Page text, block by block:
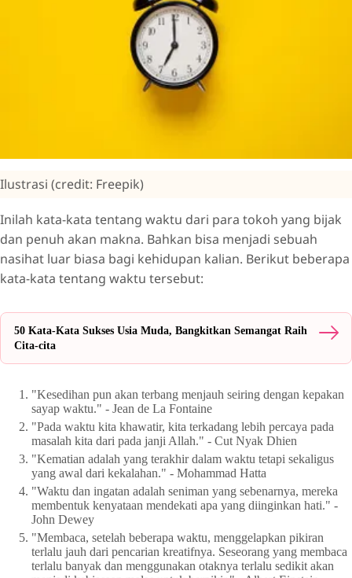
Ilustrasi (credit: Freepik)
Inilah kata-kata tentang waktu dari para tokoh yang bijak
dan penuh akan makna. Bahkan bisa menjadi sebuah
nasihat luar biasa bagi kehidupan kalian. Berikut beberapa
kata-kata tentang waktu tersebut:
50 Kata-Kata Sukses Usia Muda, Bangkitkan Semangat Raih
Cita-cita
"Kesedihan pun akan terbang menjauh seiring dengan kepakan
sayap waktu." - Jean de La Fontaine
"Pada waktu kita khawatir, kita terkadang lebih percaya pada
masalah kita dari pada janji Allah." - Cut Nyak Dhien
"Kematian adalah yang terakhir dalam waktu tetapi sekaligus
yang awal dari kekalahan." - Mohammad Hatta
"Waktu dan ingatan adalah seniman yang sebenarnya, mereka
membentuk kenyataan mendekati apa yang diinginkan hati." -
John Dewey
"Membaca, setelah beberapa waktu, menggelapkan pikiran
terlalu jauh dari pencarian kreatifnya. Seseorang yang membaca
terlalu banyak dan menggunakan otaknya terlalu sedikit akan